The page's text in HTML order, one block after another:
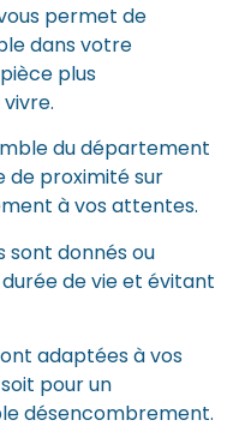
permet de
dans votre
plus
du département
de proximité sur
à vos attentes.
sont donnés ou
de vie et évitant
adaptées à vos
pour un
désencombrement.